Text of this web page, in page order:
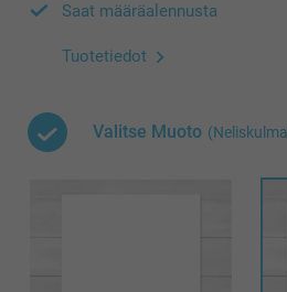
Saat määräalennusta
Tuotetiedot
Valitse Muoto